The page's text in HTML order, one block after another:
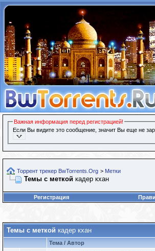
Важная информация перед регистрацией!
Если Вы видите это сообщение, значит Вы еще не
Торрент трекер BwTorrents.Org > Метки
Темы с меткой кадер кхан
Регистрация
Темы с меткой кадер кхан
Тема / Автор